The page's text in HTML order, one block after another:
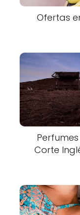
Ofertas
Corte